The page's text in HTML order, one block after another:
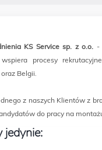
KS Service sp. z o.o. -
procesy
Belgii.
z naszych Klientów z
do pracy na
jedynie: